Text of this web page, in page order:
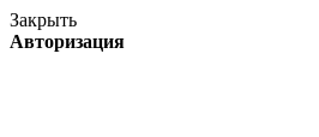
Закрыть
Авторизация